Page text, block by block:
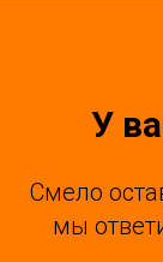
У
Смело
мы